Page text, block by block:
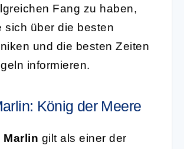
Fang zu haben,
sich über die besten
und die besten Zeiten
informieren.
König der Meere
Marlin gilt als einer der